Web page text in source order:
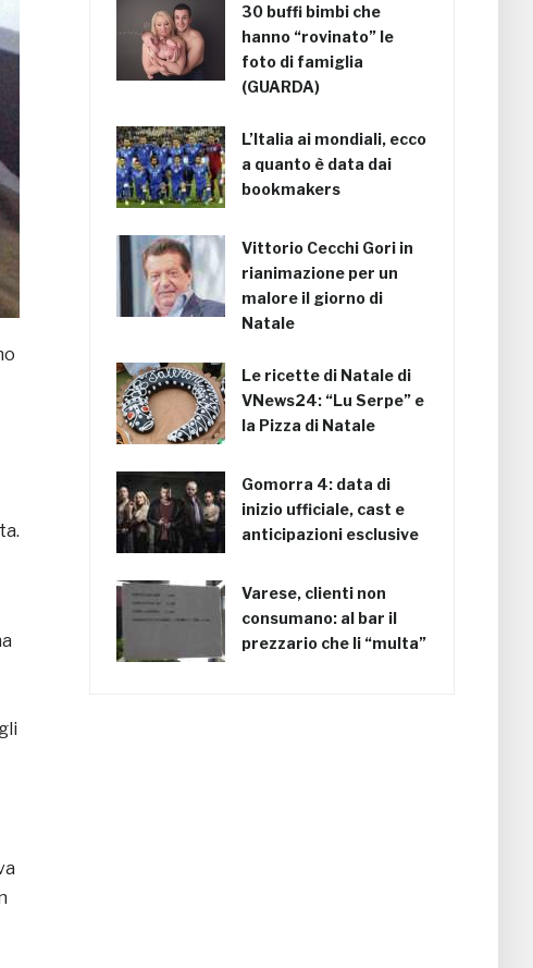
30 buffi bimbi che
hanno “rovinato” le
foto di famiglia
(GUARDA)
L’Italia ai mondiali, ecco
a quanto è data dai
bookmakers
Vittorio Cecchi Gori in
rianimazione per un
malore il giorno di
Natale
Le ricette di Natale di
VNews24: “Lu Serpe” e
la Pizza di Natale
Gomorra 4: data di
inizio ufficiale, cast e
anticipazioni esclusive
Varese, clienti non
consumano: al bar il
prezzario che li “multa”